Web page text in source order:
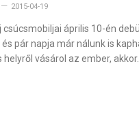
2015-04-19
csúcsmobiljai április 10-én
pár napja már nálunk is
vásárol az ember, akkor…